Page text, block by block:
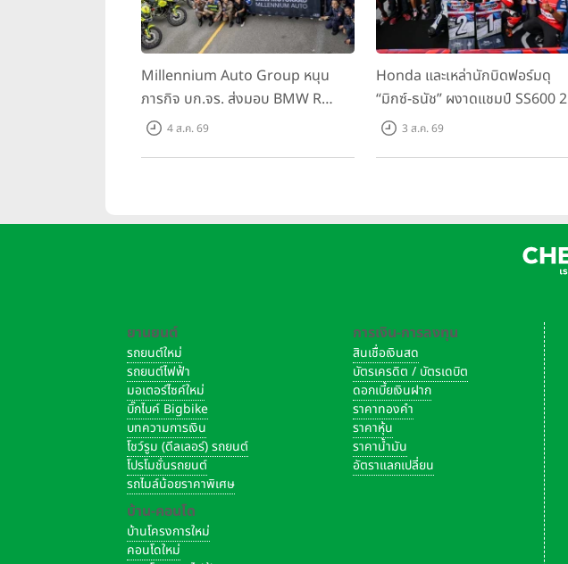
Millennium Auto Group หนุน
ภารกิจ บก.จร. ส่งมอบ BMW R
1300 GS และ F 900 GS Adventure
4 ส.ค. 69
Honda และเหล่านักบิดฟอร์มดุ
“มิกซ์-ธนัช” ผงาดแชมป์ SS600 2
สนามติด “ข้าวกล้อง” คว้าที่ 2 ศึก
3 ส.ค. 69
ยานยนต์
รถยนต์ใหม่
รถยนต์ไฟฟ้า
มอเตอร์ไซค์ใหม่
บิ๊กไบค์ Bigbike
บทความการเงิน
โชว์รูม (ดีลเลอร์) รถยนต์
โปรโมชั่นรถยนต์
รถไมล์น้อยราคาพิเศษ
บ้าน-คอนโด
บ้านโครงการใหม่
คอนโดใหม่
การเงิน-การลงทุน
สินเชื่อเงินสด
บัตรเครดิต / บัตรเดบิต
ดอกเบี้ยเงินฝาก
ราคาทองคำ
ราคาหุ้น
ราคาน้ำมัน
อัตราแลกเปลี่ยน